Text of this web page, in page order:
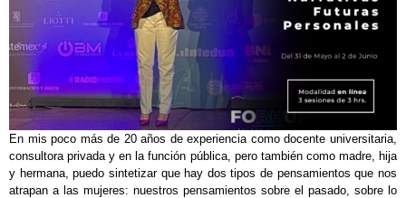
En mis poco más de 20 años de experiencia como docente universitaria,
consultora privada y en la función pública, pero también como madre, hija
y hermana, puedo sintetizar que hay dos tipos de pensamientos que nos
atrapan a las mujeres: nuestros pensamientos sobre el pasado, sobre lo